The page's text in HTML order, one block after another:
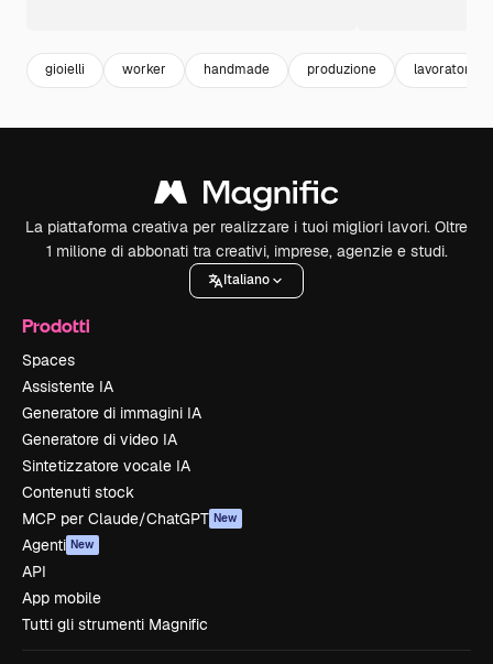
gioielli worker handmade produzione lavoratori
La piattaforma creativa per realizzare i tuoi migliori lavori. Oltre
1 milione di abbonati tra creativi, imprese, agenzie e studi.
Italiano
Prodotti
Spaces
Assistente IA
Generatore di immagini IA
Generatore di video IA
Sintetizzatore vocale IA
Contenuti stock
MCP per Claude/ChatGPT New
Agenti New
API
App mobile
Tutti gli strumenti Magnific